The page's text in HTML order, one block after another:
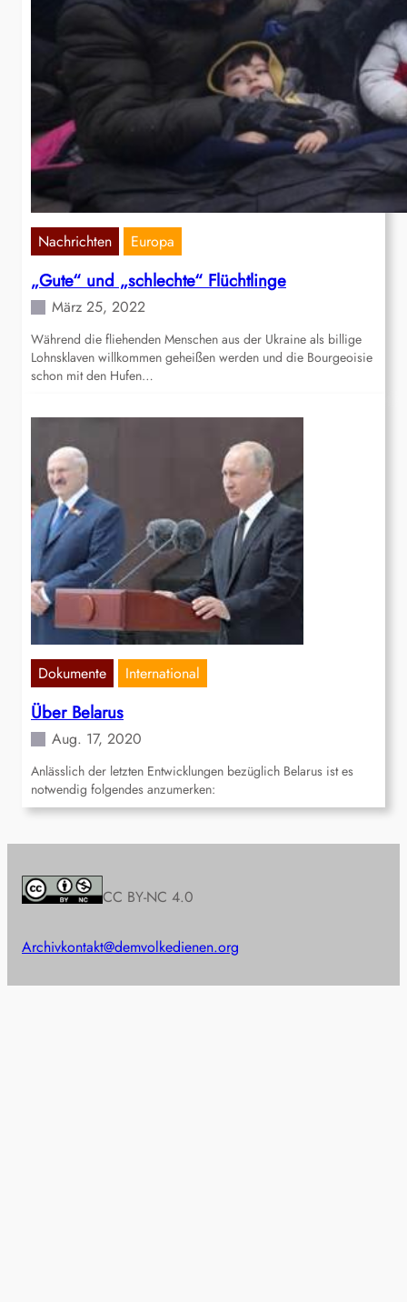
Nachrichten Europa
„Gute“ und „schlechte“ Flüchtlinge
März 25, 2022
Während die fliehenden Menschen aus der Ukraine als billige
Lohnsklaven willkommen geheißen werden und die Bourgeoisie
schon mit den Hufen…
Dokumente International
Über Belarus
Aug. 17, 2020
Anlässlich der letzten Entwicklungen bezüglich Belarus ist es
notwendig folgendes anzumerken:
CC BY-NC 4.0
Archivkontakt@demvolkedienen.org